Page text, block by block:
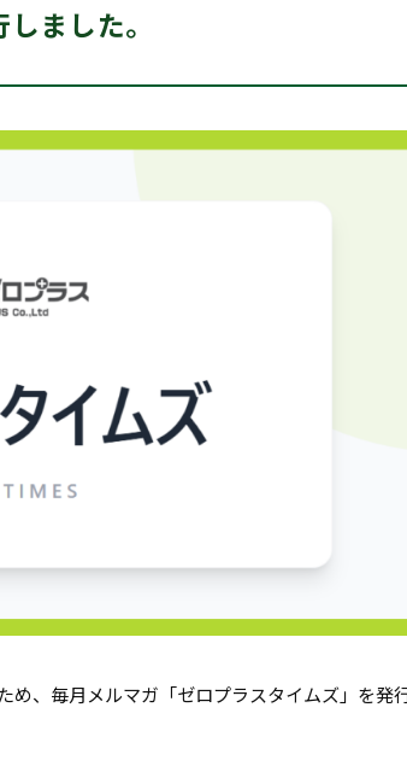
ました。
、毎月メルマガ「ゼロプラスタイムズ」を発